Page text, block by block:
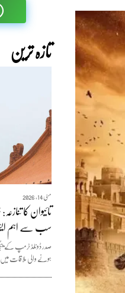
تازہ ترین
مئی 14, 2026
تائیوان کا
سب سے اہم
صدر ڈونلڈ ٹرمپ
ہونے والی ملاقات